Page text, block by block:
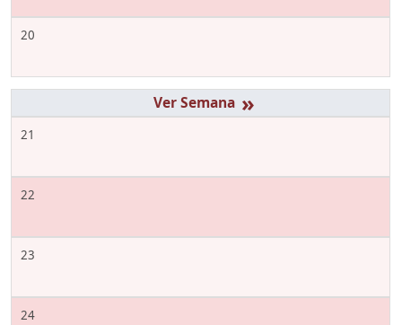
20
»
21
22
23
24